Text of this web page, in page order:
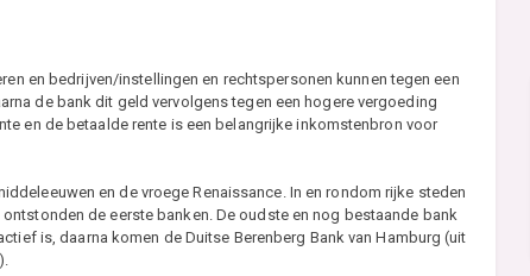
en bedrijven/instellingen en rechtspersonen kunnen tegen een
de bank dit geld vervolgens tegen een hogere vergoeding
en de betaalde rente is een belangrijke inkomstenbron voor
en de vroege Renaissance. In en rondom rijke steden
de eerste banken. De oudste en nog bestaande bank
is, daarna komen de Duitse Berenberg Bank van Hamburg (uit